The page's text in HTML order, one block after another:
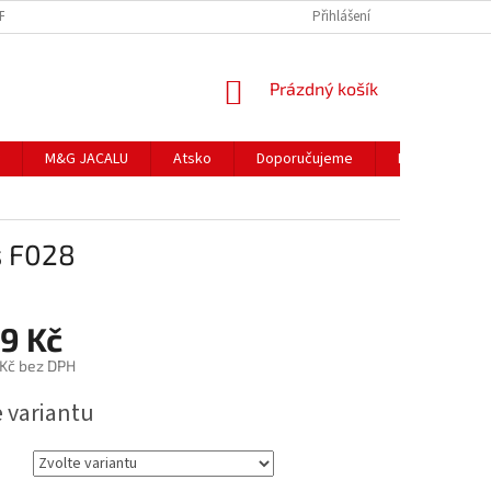
K NÁKUPU HODNOCENÍ OBCHODU
Přihlášení
NÁKUPNÍ
Prázdný košík
M&G JACALU Atsko Doporučujeme
II. jakost
F028
Kč
bez DPH
variantu